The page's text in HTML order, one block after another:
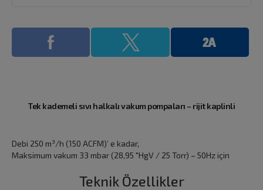
Tek kademeli sıvı halkalı vakum pompaları – rijit kaplinli
Debi 250 m³/h (150 ACFM)’ e kadar,
Maksimum vakum 33 mbar (28,95 "HgV / 25 Torr) – 50Hz için
Teknik Özellikler